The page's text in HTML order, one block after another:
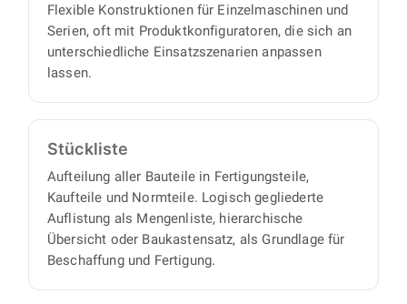
Flexible Konstruktionen für Einzelmaschinen und
Serien, oft mit Produktkonfiguratoren, die sich an
unterschiedliche Einsatzszenarien anpassen
lassen.
Stückliste
Aufteilung aller Bauteile in Fertigungsteile,
Kaufteile und Normteile. Logisch gegliederte
Auflistung als Mengenliste, hierarchische
Übersicht oder Baukastensatz, als Grundlage für
Beschaffung und Fertigung.